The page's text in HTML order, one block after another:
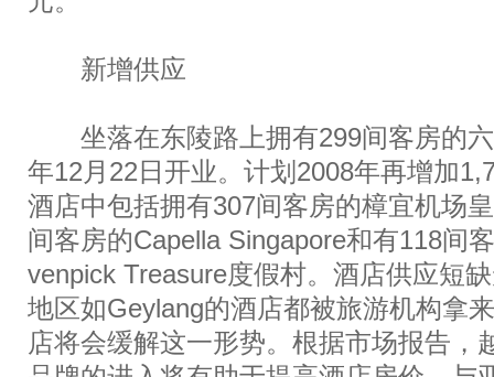
新增供应
坐落在东陵路上拥有299间客房的六
年12月22日开业。计划2008年再增加
酒店中包括拥有307间客房的樟宜机场
间客房的Capella Singapore和有118间
venpick Treasure度假村。酒店供应短
地区如Geylang的酒店都被旅游机构拿
店将会缓解这一形势。根据市场报告，